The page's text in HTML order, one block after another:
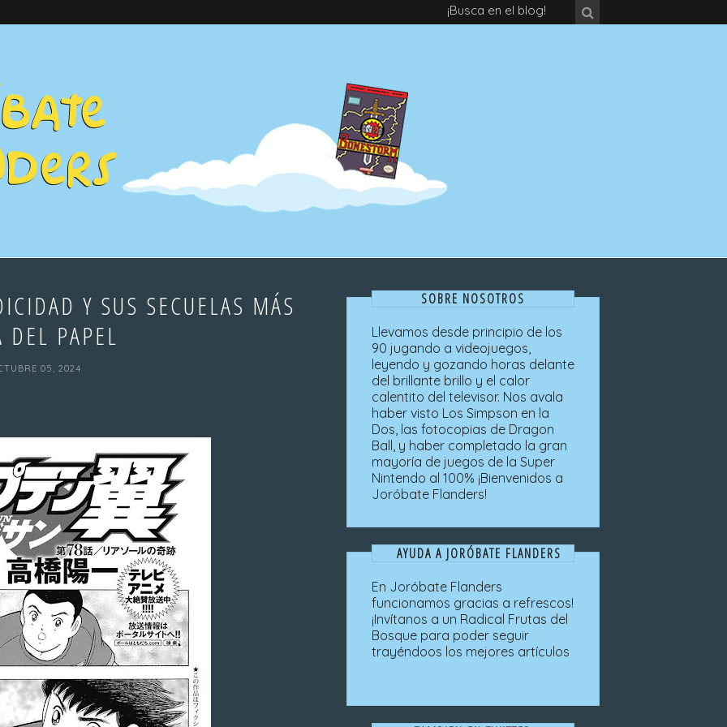
¡Busca en el blog!
Y SUS SECUELAS MÁS
DEL PAPEL
05, 2024
SOBRE NOSOTROS
Llevamos desde principio de los
90 jugando a videojuegos,
leyendo y gozando horas delante
del brillante brillo y el calor
calentito del televisor. Nos avala
haber visto Los Simpson en la
Dos, las fotocopias de Dragon
Ball, y haber completado la gran
mayoría de juegos de la Super
Nintendo al 100% ¡Bienvenidos a
Joróbate Flanders!
AYUDA A JORÓBATE FLANDERS
En Joróbate Flanders
funcionamos gracias a refrescos!
¡Invítanos a un Radical Frutas del
Bosque para poder seguir
trayéndoos los mejores artículos